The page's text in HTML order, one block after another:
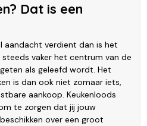
Dat is een
aandacht verdient dan is het
vaker het centrum van de
als geleefd wordt. Het
is dan ook niet zomaar iets,
aankoop. Keukenloods
te zorgen dat jij jouw
over een groot